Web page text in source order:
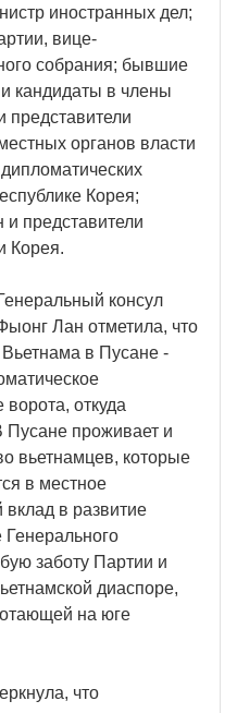
иностранных дел;
вице-
собрания; бывшие
кандидаты в члены
представители
органов власти
Корея;
и представители
Корея.
консул
Лан отметила, что
Вьетнама в Пусане -
откуда
Пусане проживает и
вьетнамцев, которые
в местное
в развитие
Генерального
заботу Партии и
диаспоре,
на юге
что